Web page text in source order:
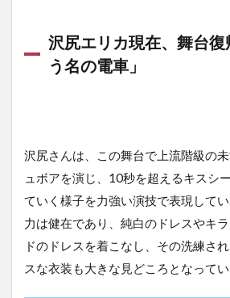
沢尻エリカ現在、舞台
う名の電車」
沢尻さんは、この舞台で上流階級の
ュボアを演じ、10秒を超えるキスシ
ていく様子を力強い演技で表現して
力は健在であり、純白のドレスやキ
ドのドレスを着こなし、その洗練さ
スな衣装も大きな見どころとなってい